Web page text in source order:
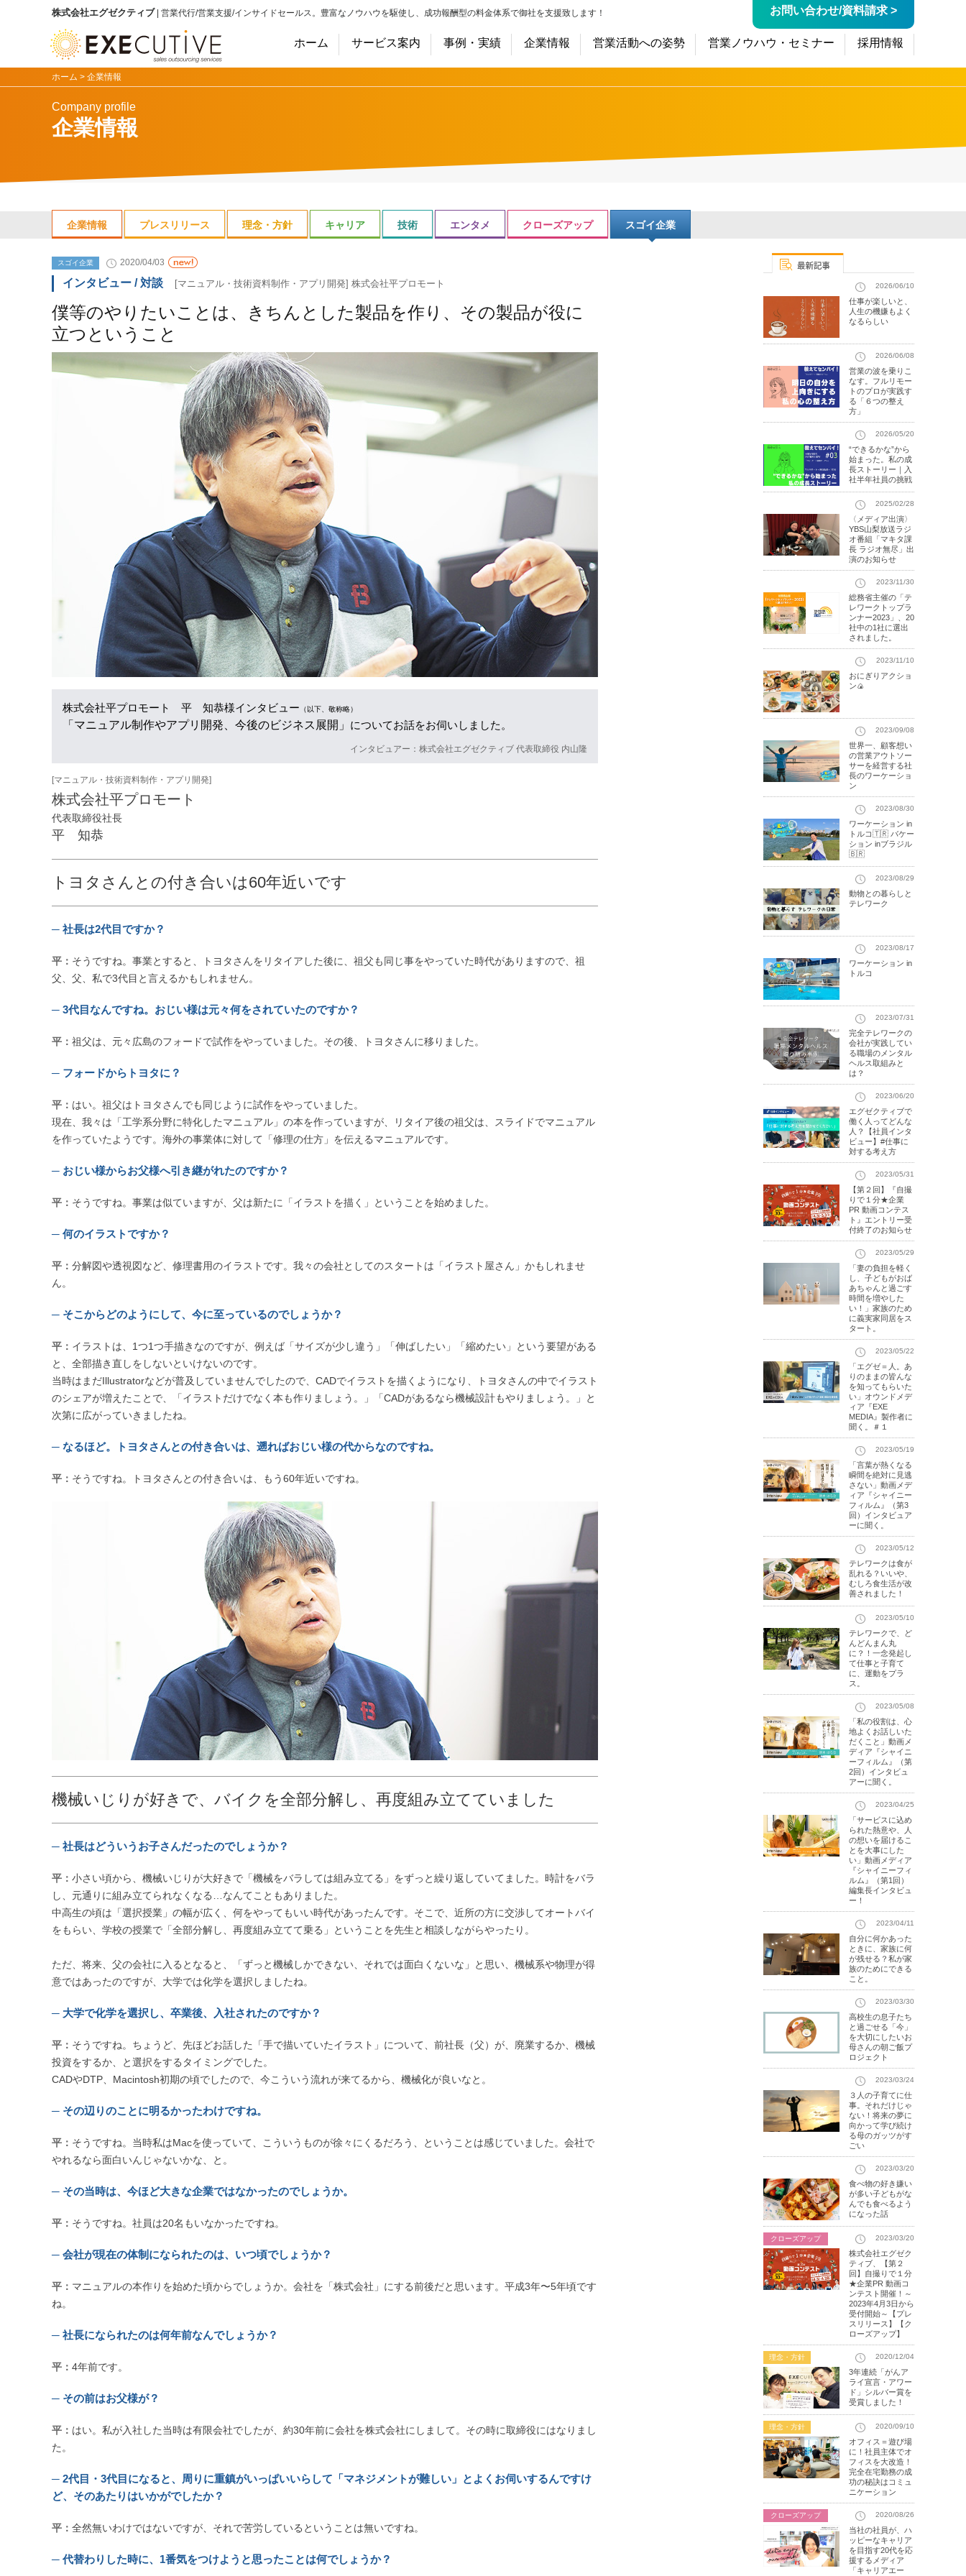
株式会社エグゼクティブ | 営業代行/営業支援/インサイドセールス。豊富なノウハウを駆使し、成功報酬型の料金体系で御社を支援致します！ お問い合わせ/資料請求 >
ホーム サービス案内 事例・実績 企業情報 営業活動への姿勢 営業ノウハウ・セミナー 採用情報
ホーム > 企業情報
Company profile
企業情報
企業情報 プレスリリース 理念・方針 キャリア 技術 エンタメ クローズアップ スゴイ企業
スゴイ企業 2020/04/03
インタビュー / 対談 [マニュアル・技術資料制作・アプリ開発] 株式会社平プロモート
僕等のやりたいことは、きちんとした製品を作り、その製品が役に
立つということ
株式会社平プロモート 平 知恭様インタビュー （以下、敬称略）
「マニュアル制作やアプリ開発、今後のビジネス展開」 についてお話をお伺いしました。
インタビュアー：株式会社エグゼクティブ 代表取締役 内山隆
[マニュアル・技術資料制作・アプリ開発]
株式会社平プロモート
代表取締役社長
平 知恭
トヨタさんとの付き合いは60年近いです
─ 社長は2代目ですか？
平： そうですね。事業とすると、トヨタさんをリタイアした後に、祖父も同じ事をやっていた時代がありますので、祖
父、父、私で3代目と言えるかもしれません。
─ 3代目なんですね。おじい様は元々何をされていたのですか？
平： 祖父は、元々広島のフォードで試作をやっていました。その後、トヨタさんに移りました。
─ フォードからトヨタに？
平： はい。祖父はトヨタさんでも同じように試作をやっていました。
現在、我々は「工学系分野に特化したマニュアル」の本を作っていますが、リタイア後の祖父は、スライドでマニュアル
を作っていたようです。海外の事業体に対して「修理の仕方」を伝えるマニュアルです。
─ おじい様からお父様へ引き継がれたのですか？
平： そうですね。事業は似ていますが、父は新たに「イラストを描く」ということを始めました。
─ 何のイラストですか？
平： 分解図や透視図など、修理書用のイラストです。我々の会社としてのスタートは「イラスト屋さん」かもしれませ
ん。
─ そこからどのようにして、今に至っているのでしょうか？
平： イラストは、1つ1つ手描きなのですが、例えば「サイズが少し違う」「伸ばしたい」「縮めたい」という要望がある
と、全部描き直しをしないといけないのです。
当時はまだIllustratorなどが普及していませんでしたので、CADでイラストを描くようになり、トヨタさんの中でイラスト
のシェアが増えたことで、「イラストだけでなく本も作りましょう。」「CADがあるなら機械設計もやりましょう。」と
次第に広がっていきましたね。
─ なるほど。トヨタさんとの付き合いは、遡ればおじい様の代からなのですね。
平： そうですね。トヨタさんとの付き合いは、もう60年近いですね。
機械いじりが好きで、バイクを全部分解し、再度組み立てていました
─ 社長はどういうお子さんだったのでしょうか？
平： 小さい頃から、機械いじりが大好きで「機械をバラしては組み立てる」をずっと繰り返していてました。時計をバラ
し、元通りに組み立てられなくなる…なんてこともありました。
中高生の頃は「選択授業」の幅が広く、何をやってもいい時代があったんです。そこで、近所の方に交渉してオートバイ
をもらい、学校の授業で「全部分解し、再度組み立てて乗る」ということを先生と相談しながらやったり。
ただ、将来、父の会社に入るとなると、「ずっと機械しかできない、それでは面白くないな」と思い、機械系や物理が得
意ではあったのですが、大学では化学を選択しましたね。
─ 大学で化学を選択し、卒業後、入社されたのですか？
平： そうですね。ちょうど、先ほどお話した「手で描いていたイラスト」について、前社長（父）が、廃業するか、機械
投資をするか、と選択をするタイミングでした。
CADやDTP、Macintosh初期の頃でしたので、今こういう流れが来てるから、機械化が良いなと。
─ その辺りのことに明るかったわけですね。
平： そうですね。当時私はMacを使っていて、こういうものが徐々にくるだろう、ということは感じていました。会社で
やれるなら面白いんじゃないかな、と。
─ その当時は、今ほど大きな企業ではなかったのでしょうか。
平： そうですね。社員は20名もいなかったですね。
─ 会社が現在の体制になられたのは、いつ頃でしょうか？
平： マニュアルの本作りを始めた頃からでしょうか。会社を「株式会社」にする前後だと思います。平成3年〜5年頃です
ね。
─ 社長になられたのは何年前なんでしょうか？
平： 4年前です。
─ その前はお父様が？
平： はい。私が入社した当時は有限会社でしたが、約30年前に会社を株式会社にしまして。その時に取締役にはなりまし
た。
─ 2代目・3代目になると、周りに重鎮がいっぱいいらして「マネジメントが難しい」とよくお伺いするんですけ
ど、そのあたりはいかがでしたか？
平： 全然無いわけではないですが、それで苦労しているということは無いですね。
─ 代替わりした時に、1番気をつけようと思ったことは何でしょうか？
2026/06/10
仕事が楽しいと、
人生の機嫌もよく
なるらしい
2026/06/08
営業の波を乗りこ
なす。フルリモー
トのプロが実践す
る「６つの整え
方」
2026/05/20
“できるかな”から
始まった。私の成
長ストーリー｜入
社半年社員の挑戦
2025/02/28
〈メディア出演〉
YBS山梨放送ラジ
オ番組「マキタ課
長 ラジオ無尽」出
演のお知らせ
2023/11/30
総務省主催の「テ
レワークトップラ
ンナー2023」、20
社中の1社に選出
されました。
2023/11/10
おにぎりアクショ
ン🍙
2023/09/08
世界一、顧客想い
の営業アウトソー
サーを経営する社
長のワーケーショ
ン
2023/08/30
ワーケーション in
トルコ🇹🇷 バケー
ション inブラジル
🇧🇷
2023/08/29
動物との暮らしと
テレワーク
2023/08/17
ワーケーション in
トルコ
2023/07/31
完全テレワークの
会社が実践してい
る職場のメンタル
ヘルス取組みと
は？
2023/06/20
エグゼクティブで
働く人ってどんな
人？【社員インタ
ビュー】#仕事に
対する考え方
2023/05/31
【第２回】『自撮
りで１分★企業
PR 動画コンテス
ト』エントリー受
付終了のお知らせ
2023/05/29
「妻の負担を軽く
し、子どもがおば
あちゃんと過ごす
時間を増やした
い！」家族のため
に義実家同居をス
タート。
2023/05/22
「エグゼ＝人。あ
りのままの皆んな
を知ってもらいた
い」オウンドメデ
ィア『EXE
MEDIA』製作者に
聞く。＃１
2023/05/19
「言葉が熱くなる
瞬間を絶対に見逃
さない」動画メデ
ィア『シャイニー
フィルム』（第3
回）インタビュア
ーに聞く。
2023/05/12
テレワークは食が
乱れる？いいや、
むしろ食生活が改
善されました！
2023/05/10
テレワークで、ど
んどんまん丸
に？！一念発起し
て仕事と子育て
に、運動をプラ
ス。
2023/05/08
「私の役割は、心
地よくお話しいた
だくこと」動画メ
ディア『シャイニ
ーフィルム』（第
2回）インタビュ
アーに聞く。
2023/04/25
「サービスに込め
られた熱意や、人
の想いを届けるこ
とを大事にした
い」動画メディア
『シャイニーフィ
ルム』（第1回）
編集長インタビュ
ー！
2023/04/11
自分に何かあった
ときに、家族に何
が残せる？私が家
族のためにできる
こと。
2023/03/30
高校生の息子たち
と過ごせる「今」
を大切にしたいお
母さんの朝ご飯プ
ロジェクト
2023/03/24
３人の子育てに仕
事。それだけじゃ
ない！将来の夢に
向かって学び続け
る母のガッツがす
ごい
2023/03/20
食べ物の好き嫌い
が多い子どもがな
んでも食べるよう
になった話
クローズアップ 2023/03/20
株式会社エグゼク
ティブ、【第２
回】自撮りで１分
★企業PR 動画コ
ンテスト開催！～
2023年4月3日から
受付開始～【プレ
スリリース】【ク
ローズアップ】
理念・方針 2020/12/04
3年連続「がんア
ライ宣言・アワー
ド」シルバー賞を
受賞しました！
理念・方針 2020/09/10
オフィス＝遊び場
に！社員主体でオ
フィスを大改造！
完全在宅勤務の成
功の秘訣はコミュ
ニケーション
クローズアップ 2020/08/26
当社の社員が、ハ
ッピーなキャリア
を目指す20代を応
援するメディア
「キャリアエー